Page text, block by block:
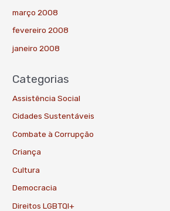
março 2008
fevereiro 2008
janeiro 2008
Categorias
Assistência Social
Cidades Sustentáveis
Combate à Corrupção
Criança
Cultura
Democracia
Direitos LGBTQI+